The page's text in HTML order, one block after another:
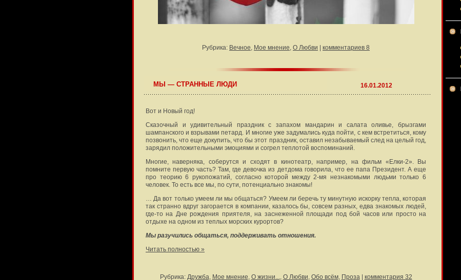
Рубрика: Вечное, Мое мнение, О Любви комментариев 8
МЫ — СТРАННЫЕ ЛЮДИ 16.01.2012
Вот и Новый год!
Сказочный и удивительный праздник с запахом мандарин и салата оливье, брызгами
шампанского и взрывами петард. И многие уже задумались куда пойти, с кем встретиться, кому
позвонить, что еще докупить, что бы этот праздник, оставил незабываемый след на целый год,
зарядил положительными эмоциями и согрел теплотой воспоминаний.
Многие, наверняка, соберутся и сходят в кинотеатр, например, на фильм «Елки-2». Вы
помните первую часть? Там, где девочка из детдома говорила, что ее папа Президент. А еще
про теорию 6 рукопожатий, согласно которой между 2-мя незнакомыми людьми только 6
человек. То есть все мы, по сути, потенциально знакомы!
… Да вот только умеем ли мы общаться? Умеем ли беречь ту минутную искорку тепла, которая
так странно вдруг загорается в компании, казалось бы, совсем разных, едва знакомых людей,
где-то на Дне рождения приятеля, на заснеженной площади под бой часов или просто на
отдыхе на одном из теплых морских курортов?
Мы разучились общаться, поддерживать отношения.
Читать полностью »
Рубрика: Дружба, Мое мнение, О жизни..., О Любви, Обо всём, Проза| комментария 32